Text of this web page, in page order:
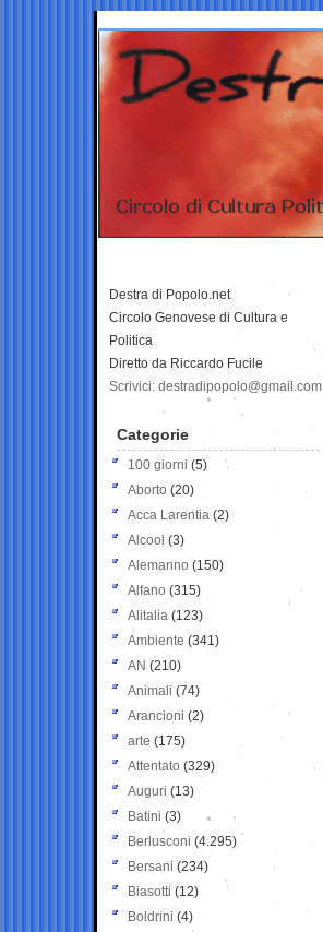
Destra di Popolo.net
Circolo Genovese di Cultura e
Politica
Diretto da Riccardo Fucile
Scrivici: destradipopolo@gmail.com
Categorie
100 giorni (5)
Aborto (20)
Acca Larentia (2)
Alcool (3)
Alemanno (150)
Alfano (315)
Alitalia (123)
Ambiente (341)
AN (210)
Animali (74)
Arancioni (2)
arte (175)
Attentato (329)
Auguri (13)
Batini (3)
Berlusconi (4.295)
Bersani (234)
Biasotti (12)
Boldrini (4)